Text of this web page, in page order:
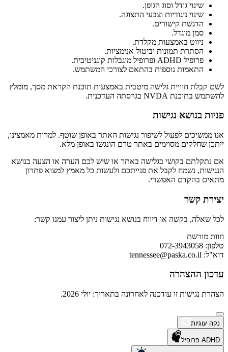
שינוי גודל וסוג הגופן.
שינוי ניגודיות וצבעי התצוגה.
הדגשת קישורים.
סמן מוגדל.
ניווט באמצעות מקלדת.
הסתרת תמונות וביטול אנימציות.
פרופיל ADHD ופרופיל מוגבלות קוגניטיבית.
התאמות נוספות בהתאם לצורכי המשתמש.
לשם קבלת חוויית גלישה מיטבית באמצעות תוכנת הקראת מסך, מומלץ
להשתמש בתוכנת NVDA בגרסתה העדכנית.
פניות בנושא נגישות
אנו ממשיכים לפעול לשיפור נגישות האתר באופן שוטף. למרות מאמצינו,
ייתכן שחלקים מסוימים באתר טרם הונגשו באופן מלא.
אם נתקלתם בקושי בגלישה באתר או שיש לכם הערה או הצעה בנושא
הנגישות, נשמח לקבל את פנייתכם ולעשות כל מאמץ למצוא פתרון
מתאים בהקדם האפשרי.
יצירת קשר
לכל שאלה, בקשה או דיווח בנושא נגישות ניתן ליצור עמנו קשר:
חוות מורשת
טלפון: 072-3943058
דוא"ל: tennessee@paska.co.il
עדכון ההצהרה
הצהרת נגישות זו עודכנה לאחרונה בתאריך: יולי 2026.
נקה עוגיות
ADHD פרופיל